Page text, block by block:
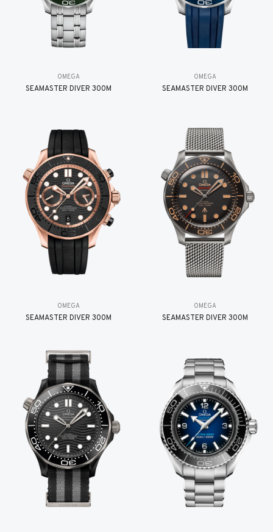
OMEGA
SEAMASTER DIVER 300M
OMEGA
SEAMASTER DIVER 300M
OMEGA
SEAMASTER DIVER 300M
OMEGA
SEAMASTER DIVER 300M